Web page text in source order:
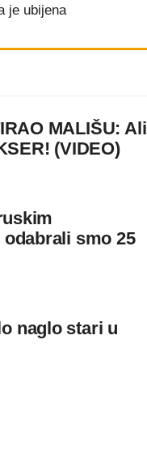
je ubijena
MALIŠU: Ali
(VIDEO)
smo 25
naglo stari u